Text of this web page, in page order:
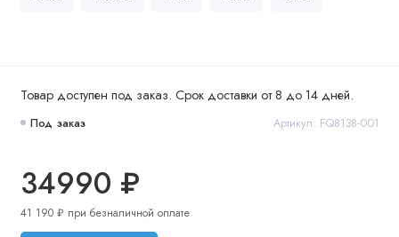
Товар доступен под заказ. Срок доставки от 8 до 14 дней.
Под заказ Артикул: FQ8138-001
34990 ₽
41 190 ₽ при безналичной оплате